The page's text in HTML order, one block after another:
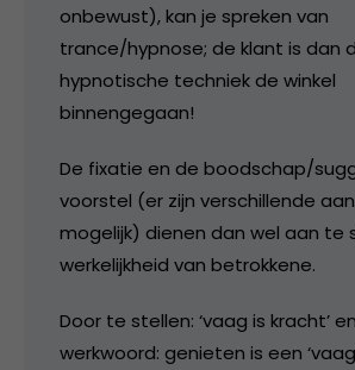
onbewust), kan je spreken van
trance/hypnose; de klant is dan
hypnotische techniek de winkel
binnengegaan!
De fixatie en de boodschap/
voorstel (er zijn verschillende
mogelijk) dienen dan wel aan te
werkelijkheid van betrokkene.
Door te stellen: ‘vaag is kracht’
werkwoord: genieten is een